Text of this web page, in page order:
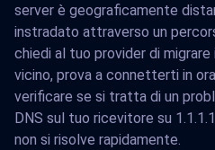
server è geograficamente
instradato attraverso un
chiedi al tuo provider di
vicino, prova a connetterti in
verificare se si tratta di un
DNS sul tuo ricevitore su
non si risolve rapidamente.